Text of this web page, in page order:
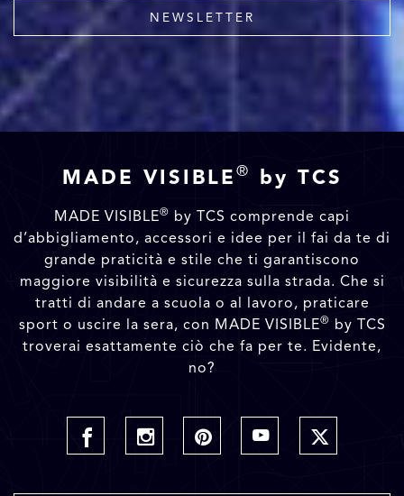
NEWSLETTER
MADE VISIBLE ® by TCS
MADE VISIBLE® by TCS comprende capi
d’abbigliamento, accessori e idee per il fai da te di
grande praticità e stile che ti garantiscono
maggiore visibilità e sicurezza sulla strada. Che si
tratti di andare a scuola o al lavoro, praticare
sport o uscire la sera, con MADE VISIBLE® by TCS
troverai esattamente ciò che fa per te. Evidente,
no?